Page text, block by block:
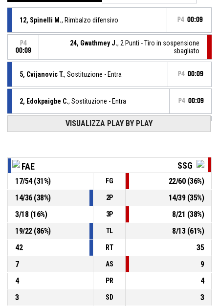
12, Spinelli M., Rimbalzo difensivo P4 00:09
P4
00:09
24, Gwathmey J., 2 Punti - Tiro in sospensione
sbagliato
5, Cvijanovic T., Sostituzione - Entra P4 00:09
2, Edokpaigbe C., Sostituzione - Entra P4 00:09
, Sostituzione - Esce
0, Franceschelli F., Sostituzione - Entra
6, Tagliamento M. , Sostituzione - Esce P4 00:09
7, Peresson A. , Sostituzione - Esce P4 00:09
VISUALIZZA PLAY BY PLAY
FAE SSG
17/54(31%) FG 22/60(36%)
14/36(38%) 2P 14/39(35%)
3/18(16%) 3P 8/21 (38%)
19/22(86%) TL 8/13(61%)
42
RT
35
7
AS
9
4
PR
4
3
SD
3